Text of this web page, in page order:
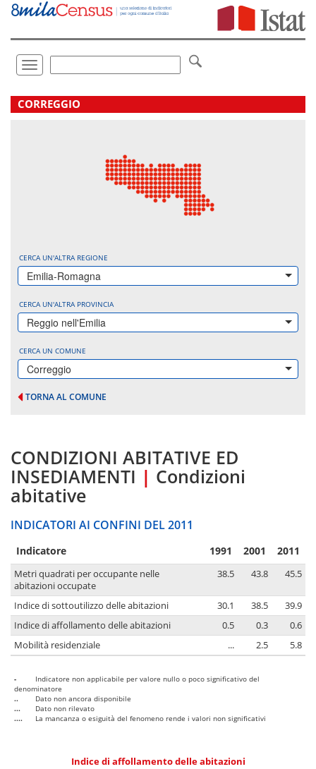
Vai
direttamente
Toggle
navigation
.
CORREGGIO
CERCA UN'ALTRA REGIONE
Emilia-Romagna
CERCA UN'ALTRA PROVINCIA
Reggio nell'Emilia
CERCA UN COMUNE
Correggio
TORNA AL COMUNE
CONDIZIONI ABITATIVE ED
INSEDIAMENTI | Condizioni
abitative
INDICATORI AI CONFINI DEL 2011
Indicatore 1991 2001 2011
Metri quadrati per occupante nelle
abitazioni occupate
38.5 43.8 45.5
Indice di sottoutilizzo delle abitazioni 30.1 38.5
39.9
Indice di affollamento delle abitazioni
0.5 0.3
0.6
Mobilità residenziale
... 2.5 5.8
-
Indicatore non applicabile per valore nullo o poco significativo del
denominatore
..
Dato non ancora disponibile
...
Dato non rilevato
....
La mancanza o esiguità del fenomeno rende i valori non significativi
Indice di affollamento delle abitazioni